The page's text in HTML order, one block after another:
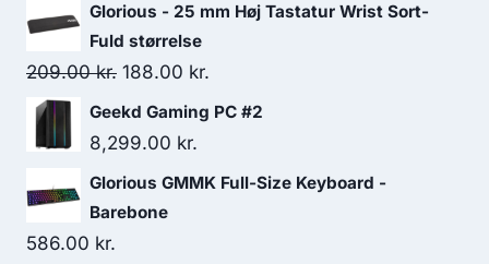
Glorious - 25 mm Høj Tastatur Wrist Sort-
Fuld størrelse
209.00kr. Original
price
was:
188.00 kr.
price
Geekd Gaming PC #2
8,299.00 kr.
Glorious GMMK Full-Size Keyboard -
Barebone
586.00 kr.